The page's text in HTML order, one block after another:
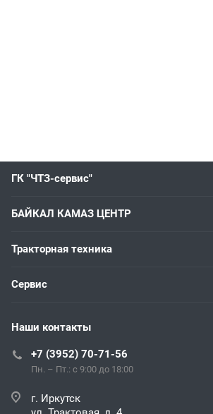
ГК "ЧТЗ-сервис"
БАЙКАЛ КАМАЗ ЦЕНТР
Тракторная техника
Сервис
Наши контакты
+7 (3952) 70-71-56
Пн. – Пт.: с 9:00 до 18:00
г. Иркутск